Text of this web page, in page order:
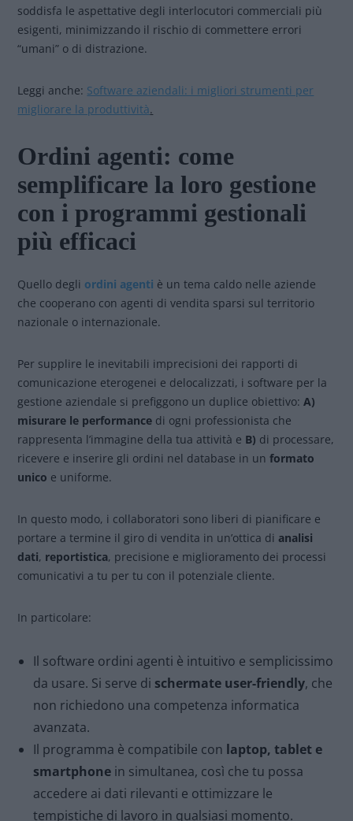
soddisfa le aspettative degli interlocutori commerciali più
esigenti, minimizzando il rischio di commettere errori
“umani” o di distrazione.
Leggi anche: Software aziendali: i migliori strumenti per
migliorare la produttività.
Ordini agenti: come
semplificare la loro gestione
con i programmi gestionali
più efficaci
Quello degli ordini agenti è un tema caldo nelle aziende
che cooperano con agenti di vendita sparsi sul territorio
nazionale o internazionale.
Per supplire le inevitabili imprecisioni dei rapporti di
comunicazione eterogenei e delocalizzati, i software per la
gestione aziendale si prefiggono un duplice obiettivo:A)
misurare le performance di ogni professionista che
rappresenta l’immagine della tua attività e B) di processare,
ricevere e inserire gli ordini nel database in unformato
unico e uniforme.
In questo modo, i collaboratori sono liberi di pianificare e
portare a termine il giro di vendita in un’ottica dianalisi
dati, reportistica, precisione e miglioramento dei processi
comunicativi a tu per tu con il potenziale cliente.
In particolare:
Il software ordini agenti è intuitivo e semplicissimo
da usare. Si serve di schermate user-friendly, che
non richiedono una competenza informatica
avanzata.
Il programma è compatibile con laptop, tablet e
smartphone in simultanea, così che tu possa
accedere ai dati rilevanti e ottimizzare le
tempistiche di lavoro in qualsiasi momento.